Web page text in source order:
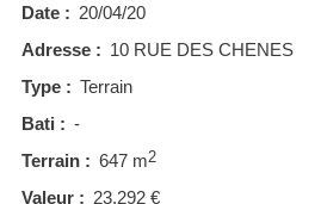
Date : 20/04/20
Adresse : 10 RUE DES CHENES
Type : Terrain
Bati : -
Terrain : 647 m2
Valeur : 23.292 €